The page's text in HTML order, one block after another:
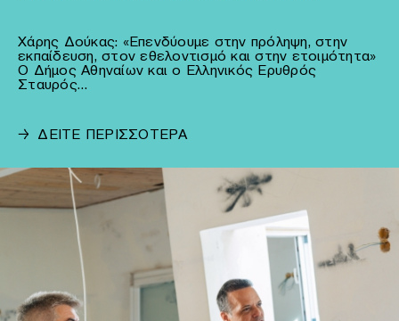
Χάρης Δούκας: «Επενδύουμε στην πρόληψη, στην
εκπαίδευση, στον εθελοντισμό και στην ετοιμότητα»
Ο Δήμος Αθηναίων και ο Ελληνικός Ερυθρός
Σταυρός…
→ ΔΕΙΤΕ ΠΕΡΙΣΣΟΤΕΡΑ